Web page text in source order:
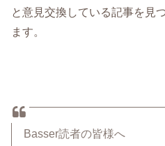
と意見交換している記事を見
ます。
Basser読者の皆様へ